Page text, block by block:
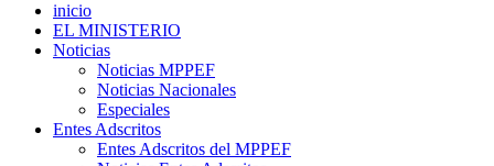
inicio
EL MINISTERIO
Noticias
Noticias MPPEF
Noticias Nacionales
Especiales
Entes Adscritos
Entes Adscritos del MPPEF